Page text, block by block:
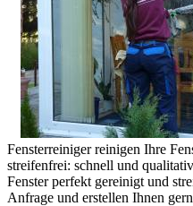
Fensterreiniger reinigen Ihre
streifenfrei: schnell und
Fenster perfekt gereinigt und
Anfrage und erstellen Ihnen